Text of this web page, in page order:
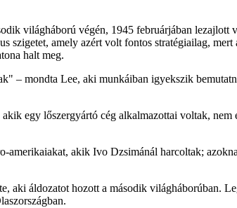
világháború végén, 1945 februárjában lezajlott
amely azért volt fontos stratégiailag, mert
halt meg.
– mondta Lee, aki munkáiban igyekszik
egy lőszergyártó cég alkalmazottai voltak, nem
akik Ivo Dzsimánál harcoltak;
aki áldozatot hozott a második világháborúban.